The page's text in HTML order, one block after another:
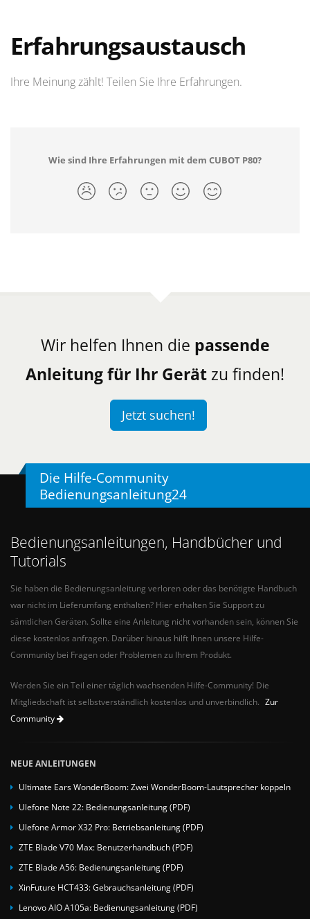
Erfahrungsaustausch
Ihre Meinung zählt! Teilen Sie Ihre Erfahrungen.
Wie sind Ihre Erfahrungen mit dem CUBOT P80?
Wir helfen Ihnen die passende
Anleitung für Ihr Gerät zu finden!
Jetzt suchen!
Die Hilfe-Community
Bedienungsanleitung24
Bedienungsanleitungen, Handbücher und
Tutorials
Sie haben die Bedienungsanleitung verloren oder das benötigte Handbuch
war nicht im Lieferumfang enthalten? Hier erhalten Sie Support zu
sämtlichen Geräten. Sollte eine Anleitung nicht vorhanden sein, können Sie
diese kostenlos anfragen. Darüber hinaus hilft Ihnen unsere Hilfe-
Community bei Fragen oder Problemen zu Ihrem Produkt.
Werden Sie ein Teil einer täglich wachsenden Hilfe-Community! Die
Mitgliedschaft ist selbstverständlich kostenlos und unverbindlich. Zur
Community
NEUE ANLEITUNGEN
Ultimate Ears WonderBoom: Zwei WonderBoom-Lautsprecher koppeln
Ulefone Note 22: Bedienungsanleitung (PDF)
Ulefone Armor X32 Pro: Betriebsanleitung (PDF)
ZTE Blade V70 Max: Benutzerhandbuch (PDF)
ZTE Blade A56: Bedienungsanleitung (PDF)
XinFuture HCT433: Gebrauchsanleitung (PDF)
Lenovo AIO A105a: Bedienungsanleitung (PDF)